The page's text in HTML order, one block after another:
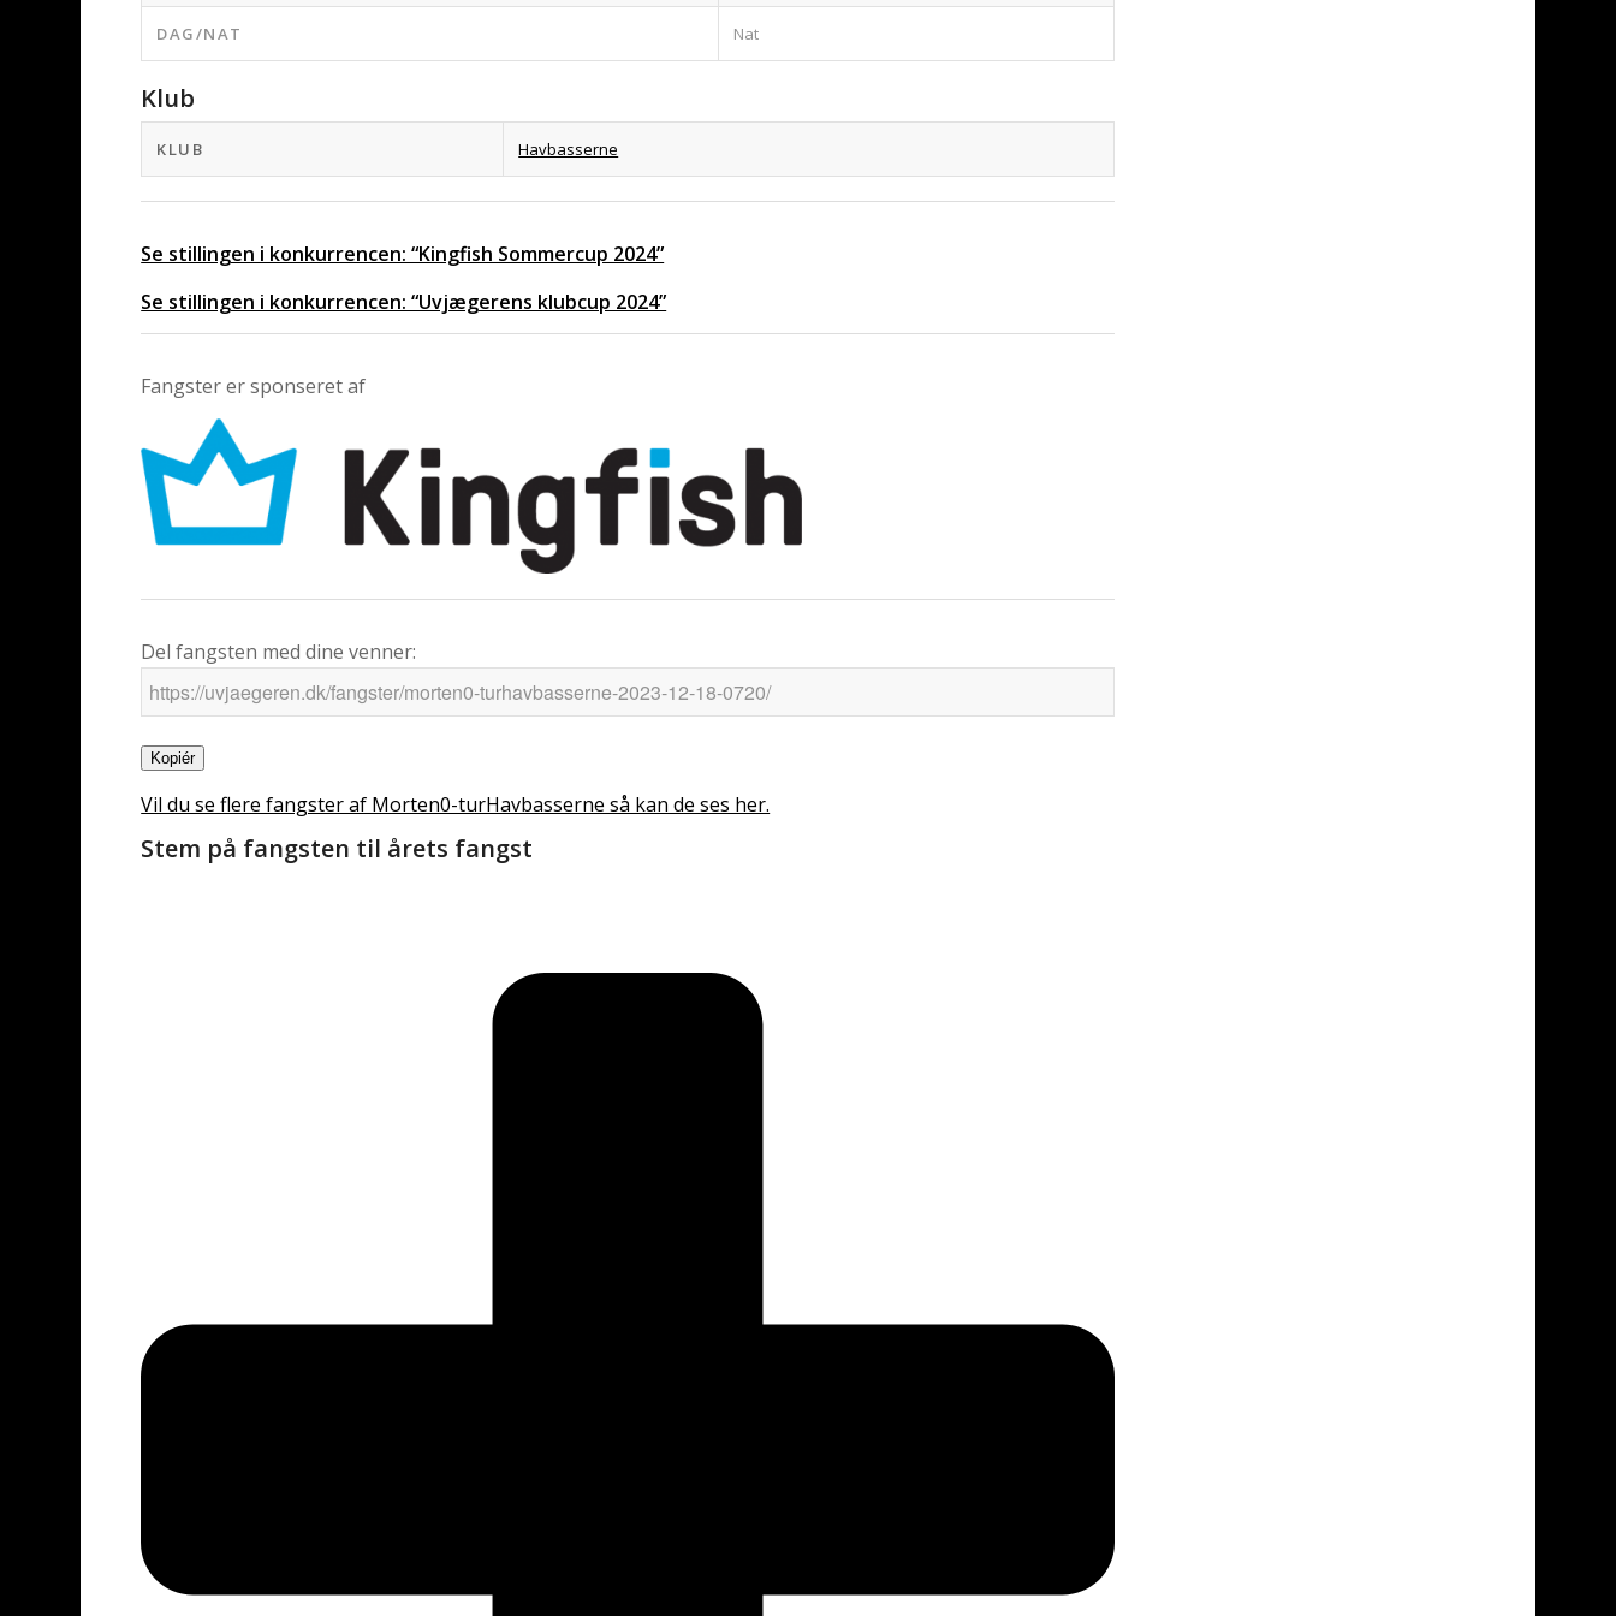
DAG/NAT Nat
Klub
KLUB Havbasserne
Se stillingen i konkurrencen: “Kingfish Sommercup 2024”
Se stillingen i konkurrencen: “Uvjægerens klubcup 2024”
Fangster er sponseret af
Del fangsten med dine venner:
Kopiér
Vil du se flere fangster af Morten0-turHavbasserne så kan de ses her.
Stem på fangsten til årets fangst